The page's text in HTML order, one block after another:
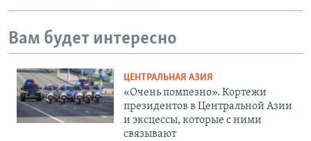
Вам будет интересно
ЦЕНТРАЛЬНАЯ АЗИЯ
«Очень помпезно». Кортежи
президентов в Центральной Азии
и эксцессы, которые с ними
связывают